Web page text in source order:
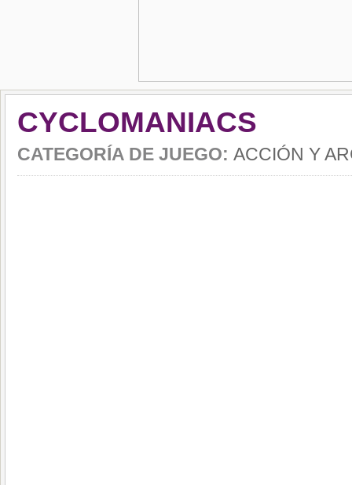
CYCLOMANIACS
CATEGORÍA DE JUEGO: ACCIÓN Y